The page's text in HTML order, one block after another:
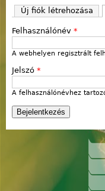
Új fiók létrehozása
Felhasználónév *
A webhelyen regisztrált
Jelszó *
A felhasználónévhez